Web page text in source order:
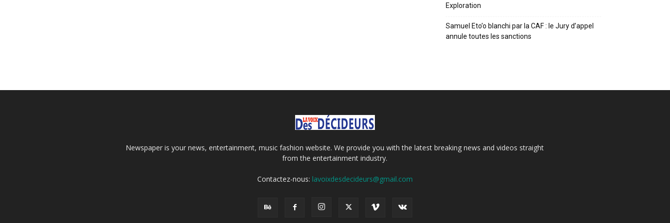
Exploration
Samuel Eto’o blanchi par la CAF : le Jury d’appel
annule toutes les sanctions
Newspaper is your news, entertainment, music fashion website. We provide you with the latest breaking news and videos straight
from the entertainment industry.
Contactez-nous: lavoixdesdecideurs@gmail.com